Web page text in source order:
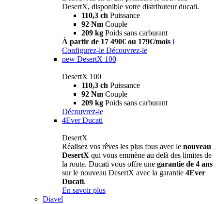
DesertX, disponible votre distributeur ducati.
110,3 ch Puissance
92 Nm Couple
209 kg Poids sans carburant
À partir de 17 490€ ou 179€/mois i
Configurez-le Découvrez-le
new DesertX 100
DesertX 100
110,3 ch Puissance
92 Nm Couple
209 kg Poids sans carburant
Découvrez-le
4Ever Ducati
DesertX
Réalisez vos rêves les plus fous avec le nouveau
DesertX qui vous emmène au delà des limites de
la route. Ducati vous offre une garantie de 4 ans
sur le nouveau DesertX avec la garantie 4Ever
Ducati.
En savoir plus
Diavel